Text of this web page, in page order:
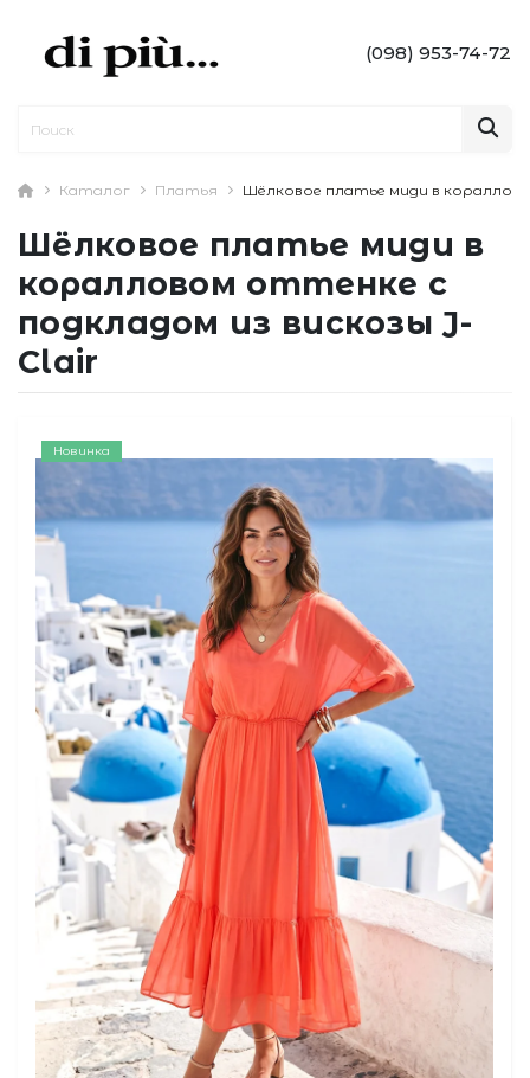
(098) 953-74-72
Каталог Платья Шёлковое платье миди в
Шёлковое платье миди в
коралловом оттенке с
подкладом из вискозы J-
Clair
Новинка